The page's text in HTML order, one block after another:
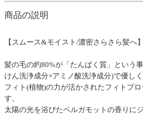
商品の説明
【スムース&モイスト/濃密さらさら髪へ
髪の毛の約80%が「たんぱく質」という
けん洗浄成分×アミノ酸洗浄成分)で優しく
フィト(植物)の力が活かされたフィトプ
す。
太陽の光を浴びたベルガモットの香りに